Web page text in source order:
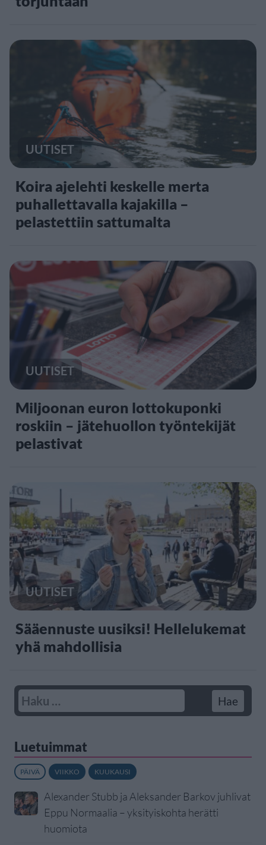
UUTISET
Koira ajelehti keskelle merta
puhallettavalla kajakilla –
pelastettiin sattumalta
UUTISET
Miljoonan euron lottokuponki
roskiin – jätehuollon työntekijät
pelastivat
UUTISET
Sääennuste uusiksi! Hellelukemat
yhä mahdollisia
Luetuimmat
PÄIVÄ VIIKKO KUUKAUSI
Alexander Stubb ja Aleksander Barkov juhlivat
Eppu Normaalia – yksityiskohta herätti
huomiota